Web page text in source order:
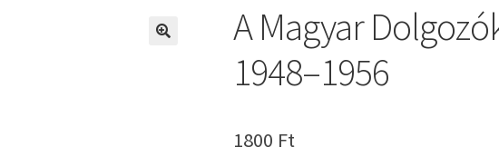
A Magyar
1948–1956
1800 Ft